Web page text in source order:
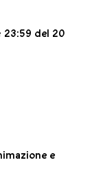
23:59 del 20
e